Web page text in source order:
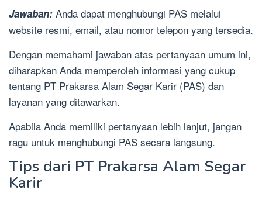
Jawaban: Anda dapat menghubungi PAS melalui
website resmi, email, atau nomor telepon yang tersedia.
Dengan memahami jawaban atas pertanyaan umum ini,
diharapkan Anda memperoleh informasi yang cukup
tentang PT Prakarsa Alam Segar Karir (PAS) dan
layanan yang ditawarkan.
Apabila Anda memiliki pertanyaan lebih lanjut, jangan
ragu untuk menghubungi PAS secara langsung.
Tips dari PT Prakarsa Alam Segar
Karir